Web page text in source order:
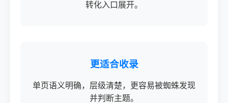
转化入口展开。
更适合收录
单页语义明确，层级清楚，更容易被蜘蛛发现
并判断主题。